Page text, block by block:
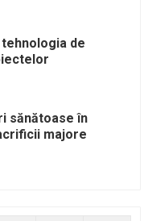
de
sănătoase în
majore